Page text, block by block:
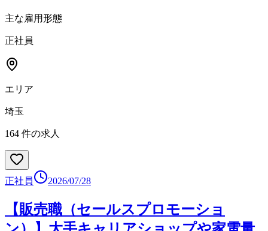
主な雇用形態
正社員
エリア
埼玉
164 件の求人
正社員 2026/07/28
【販売職（セールスプロモーショ